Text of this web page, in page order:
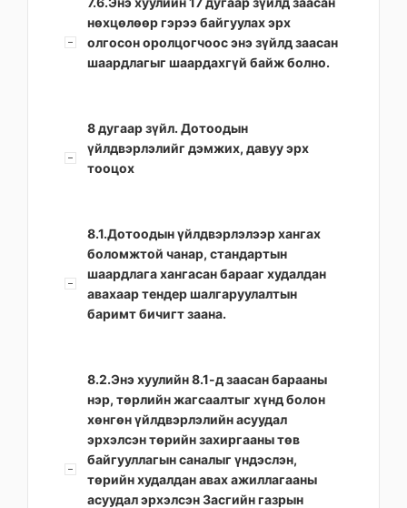
нөхцөлөөр гэрээ байгуулах эрх
олгосон оролцогчоос энэ зүйлд заасан
шаардлагыг шаардахгүй байж болно.
8 дугаар зүйл. Дотоодын
үйлдвэрлэлийг дэмжих, давуу эрх
тооцох
8.1.Дотоодын үйлдвэрлэлээр хангах
боломжтой чанар, стандартын
шаардлага хангасан барааг худалдан
авахаар тендер шалгаруулалтын
баримт бичигт заана.
8.2.Энэ хуулийн 8.1-д заасан барааны
нэр, төрлийн жагсаалтыг хүнд болон
хөнгөн үйлдвэрлэлийн асуудал
эрхэлсэн төрийн захиргааны төв
байгууллагын саналыг үндэслэн,
төрийн худалдан авах ажиллагааны
асуудал эрхэлсэн Засгийн газрын